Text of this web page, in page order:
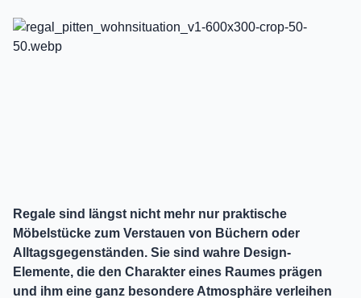
Regale sind längst nicht mehr nur praktische
Möbelstücke zum Verstauen von Büchern oder
Alltagsgegenständen. Sie sind wahre Design-
Elemente, die den Charakter eines Raumes prägen
und ihm eine ganz besondere Atmosphäre verleihen